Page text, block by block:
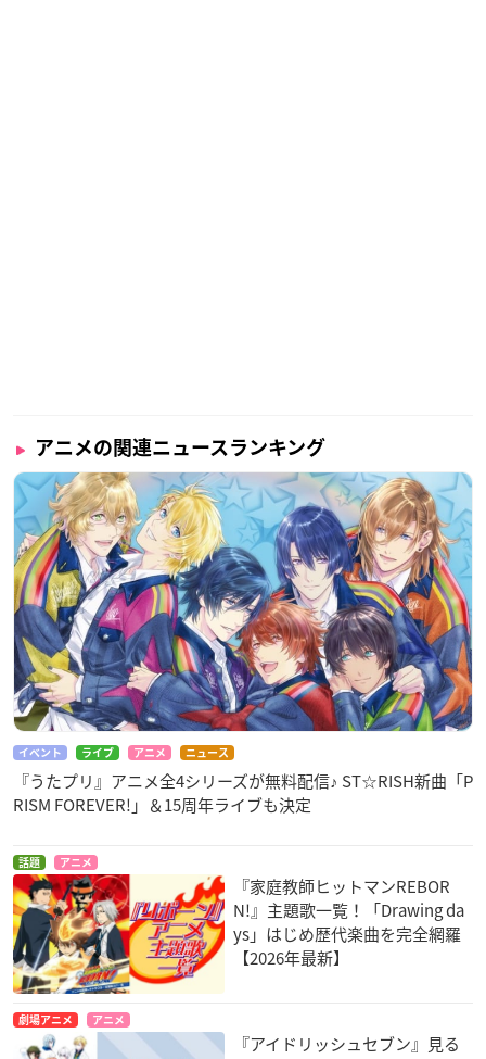
アニメの関連ニュースランキング
イベント ライブ アニメ ニュース
『うたプリ』アニメ全4シリーズが無料配信♪ ST☆RISH新曲「P
RISM FOREVER!」＆15周年ライブも決定
話題 アニメ
『家庭教師ヒットマンREBOR
N!』主題歌一覧！「Drawing da
ys」はじめ歴代楽曲を完全網羅
【2026年最新】
劇場アニメ アニメ
『アイドリッシュセブン』見る